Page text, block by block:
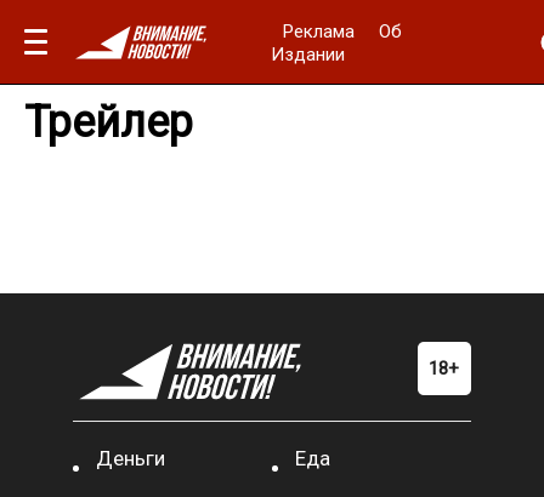
Реклама
Об
Издании
Трейлер
Деньги Еда